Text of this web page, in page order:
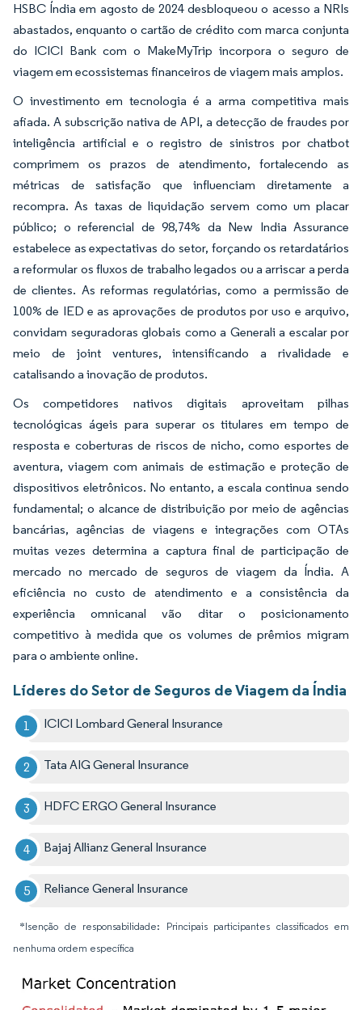
HSBC Índia em agosto de 2024 desbloqueou o acesso a NRIs
abastados, enquanto o cartão de crédito com marca conjunta
do ICICI Bank com o MakeMyTrip incorpora o seguro de
viagem em ecossistemas financeiros de viagem mais amplos.
O investimento em tecnologia é a arma competitiva mais
afiada. A subscrição nativa de API, a detecção de fraudes por
inteligência artificial e o registro de sinistros por chatbot
comprimem os prazos de atendimento, fortalecendo as
métricas de satisfação que influenciam diretamente a
recompra. As taxas de liquidação servem como um placar
público; o referencial de 98,74% da New India Assurance
estabelece as expectativas do setor, forçando os retardatários
a reformular os fluxos de trabalho legados ou a arriscar a perda
de clientes. As reformas regulatórias, como a permissão de
100% de IED e as aprovações de produtos por uso e arquivo,
convidam seguradoras globais como a Generali a escalar por
meio de joint ventures, intensificando a rivalidade e
catalisando a inovação de produtos.
Os competidores nativos digitais aproveitam pilhas
tecnológicas ágeis para superar os titulares em tempo de
resposta e coberturas de riscos de nicho, como esportes de
aventura, viagem com animais de estimação e proteção de
dispositivos eletrônicos. No entanto, a escala continua sendo
fundamental; o alcance de distribuição por meio de agências
bancárias, agências de viagens e integrações com OTAs
muitas vezes determina a captura final de participação de
mercado no mercado de seguros de viagem da Índia. A
eficiência no custo de atendimento e a consistência da
experiência omnicanal vão ditar o posicionamento
competitivo à medida que os volumes de prêmios migram
para o ambiente online.
Líderes do Setor de Seguros de Viagem da Índia
ICICI Lombard General Insurance
Tata AIG General Insurance
HDFC ERGO General Insurance
Bajaj Allianz General Insurance
Reliance General Insurance
*Isenção de responsabilidade: Principais participantes classificados em
nenhuma ordem específica